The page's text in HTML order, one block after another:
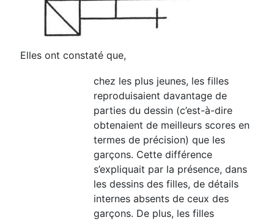
Elles ont constaté que,
chez les plus jeunes, les filles
reproduisaient davantage de
parties du dessin (c’est-à-dire
obtenaient de meilleurs scores en
termes de précision) que les
garçons. Cette différence
s’expliquait par la présence, dans
les dessins des filles, de détails
internes absents de ceux des
garçons. De plus, les filles